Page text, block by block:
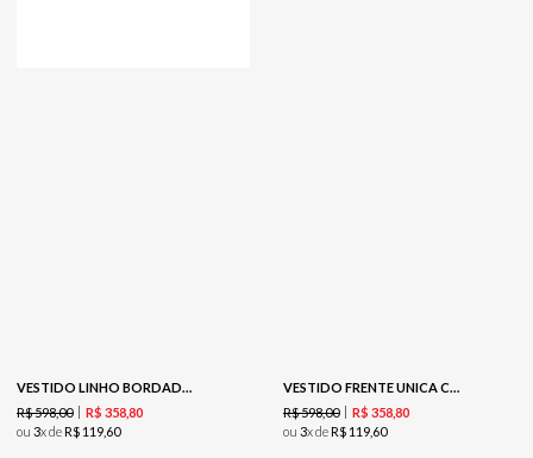
VESTIDO LINHO BORDADO OUTLINE - MARFIM
R$598,00 R$ 35880
ou 3x deR$ 119 60
VESTIDO FRENTE UNICA COM BARRADO - MARROM
R$598,00 R$ 35880
ou 3x deR$ 119 60